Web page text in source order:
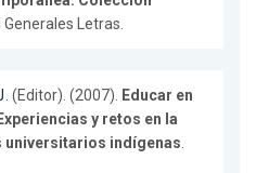
Generales Letras.
(Editor). (2007). Educar en
y retos en la
indígenas.